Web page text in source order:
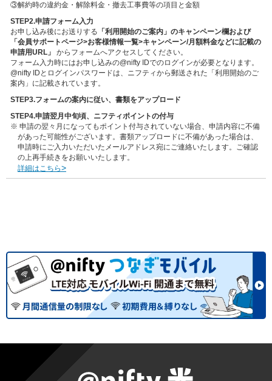
③解約時の違約金・解除料金・撤去工事費等の項目と金額
STEP2.申請フォーム入力
お申し込み後にお送りする 「利用開始のご案内」のキャンペーン欄および
「会員サポートページ>お客様情報一覧>キャンペーン/月額料金などに記載の
申請用URL」
からフォームへアクセスしてください。
フォーム入力時にはお申し込みの@nifty IDでのログインが必要となります。
@nifty IDとログインパスワードは、ニフティから郵送された「利用開始のご
案内」に記載されています。
STEP3.フォームの案内に従い、書類をアップロード
STEP4.申請翌月中旬頃、ニフティポイントの付与
※ 申請の翌々月になってもポイント付与されていない場合、申請内容に不備
があった可能性がございます。書類アップロードに不備があった場合は、
申請時にご入力いただいたメールアドレス宛にご連絡いたします。ご確認
の上再手続きをお願いいたします。
詳細はこちら>